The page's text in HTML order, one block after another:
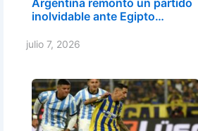
Argentina remontó un partido
inolvidable ante Egipto…
julio 7, 2026